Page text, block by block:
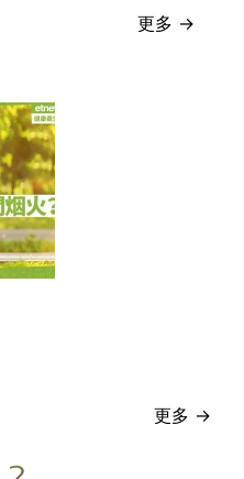
更多 →
更多 →